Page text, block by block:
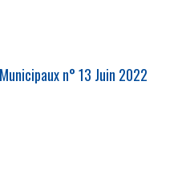
n° 13 Juin 2022